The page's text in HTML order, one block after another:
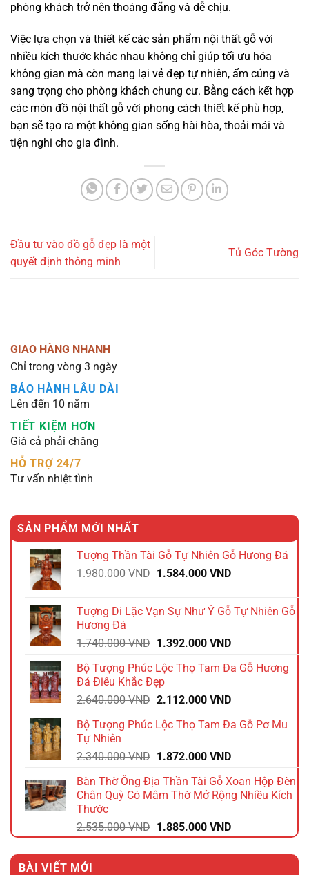
phòng khách trở nên thoáng đãng và dễ chịu.
Việc lựa chọn và thiết kế các sản phẩm nội thất gỗ với
nhiều kích thước khác nhau không chỉ giúp tối ưu hóa
không gian mà còn mang lại vẻ đẹp tự nhiên, ấm cúng và
sang trọng cho phòng khách chung cư. Bằng cách kết hợp
các món đồ nội thất gỗ với phong cách thiết kế phù hợp,
bạn sẽ tạo ra một không gian sống hài hòa, thoải mái và
tiện nghi cho gia đình.
Đầu tư vào đồ gỗ đẹp là một
quyết định thông minh
Tủ Góc Tường
GIAO HÀNG NHANH
Chỉ trong vòng 3 ngày
BẢO HÀNH LÂU DÀI
Lên đến 10 năm
TIẾT KIỆM HƠN
Giá cả phải chăng
HỖ TRỢ 24/7
Tư vấn nhiệt tình
SẢN PHẨM MỚI NHẤT
Tượng Thần Tài Gỗ Tự Nhiên Gỗ Hương Đá
1.980.000VND Giá
1.980.000 VND.
1.584.000 VNDGiá
là:
Tượng Di Lặc Vạn Sự Như Ý Gỗ Tự Nhiên Gỗ
Hương Đá
1.740.000VND Giá
là:
1.740.000 VND.
1.392.000 VNDGiá
tại
1.392.000 VND.
Bộ Tượng Phúc Lộc Thọ Tam Đa Gỗ Hương
Đá Điêu Khắc Đẹp
2.640.000VND Giá
là:
2.112.000 VNDGiá
tại
2.112.000 VND.
Bộ Tượng Phúc Lộc Thọ Tam Đa Gỗ Pơ Mu
Tự Nhiên
2.340.000VND Giá
là:
2.340.000 VND.
1.872.000 VNDGiá
tại
là:
Bàn Thờ Ông Địa Thần Tài Gỗ Xoan Hộp Đèn
Chân Quỳ Có Mâm Thờ Mở Rộng Nhiều Kích
Thước
2.535.000VND Giá
gốc
là:
1.885.000 VNDGiá
hiện
tại
BÀI VIẾT MỚI